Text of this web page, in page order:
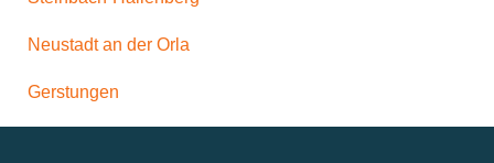
Neustadt an der Orla
Gerstungen